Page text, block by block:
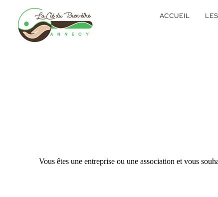
ACCUEIL
Vous êtes une entreprise ou une association et vous